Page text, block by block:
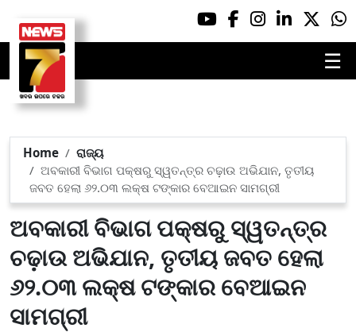
☰
Home
ରାଜ୍ୟ
ଅବକାରୀ ବିଭାଗ ପକ୍ଷରୁ ସ୍ୱତନ୍ତ୍ର ଚଢ଼ାଉ ଅଭିଯାନ, ତୃତୀୟ
ଜବତ ହେଲା ୬୨.୦୩ ଲକ୍ଷ ଟଙ୍କାର ବେଆଇନ ସାମଗ୍ରୀ
ଅବକାରୀ ବିଭାଗ ପକ୍ଷରୁ ସ୍ୱତନ୍ତ୍ର
ଚଢ଼ାଉ ଅଭିଯାନ, ତୃତୀୟ ଜବତ ହେଲା
୬୨.୦୩ ଲକ୍ଷ ଟଙ୍କାର ବେଆଇନ
ସାମଗ୍ରୀ